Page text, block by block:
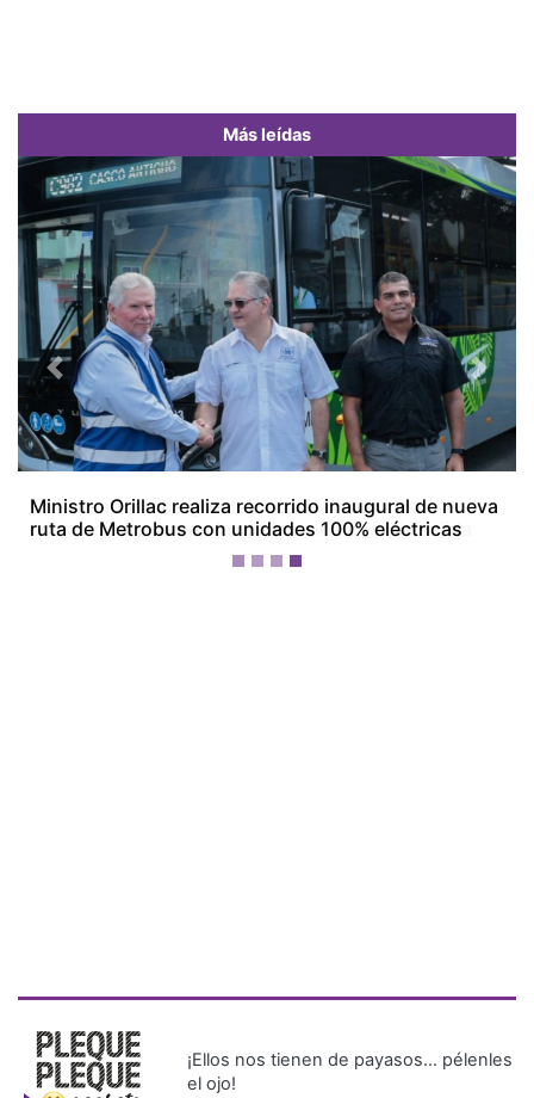
Más leídas
Empresarios de Aguadulce alertan por crisis
económica y ven en la minería una posible salida
Previous Next
¡Ellos nos tienen de payasos… pélenles
el ojo!